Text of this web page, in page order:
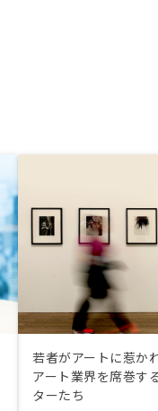
若者がアートに惹か
アート業界を席巻す
ターたち